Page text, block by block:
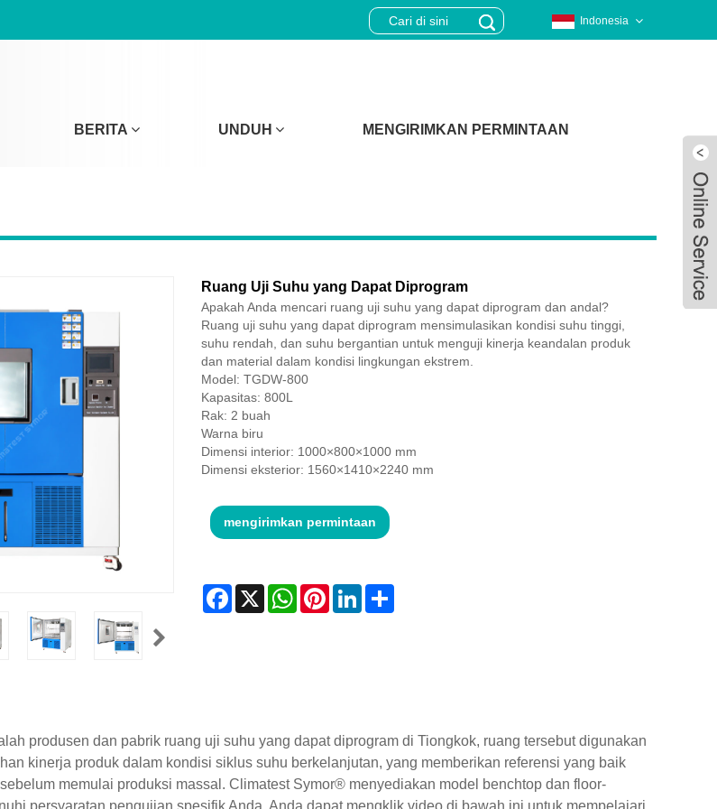
Indonesia
BERITA UNDUH MENGIRIMKAN PERMINTAAN
Ruang Uji Suhu yang Dapat Diprogram
Apakah Anda mencari ruang uji suhu yang dapat diprogram dan andal?
Ruang uji suhu yang dapat diprogram mensimulasikan kondisi suhu tinggi,
suhu rendah, dan suhu bergantian untuk menguji kinerja keandalan produk
dan material dalam kondisi lingkungan ekstrem.
Model: TGDW-800
Kapasitas: 800L
Rak: 2 buah
Warna biru
Dimensi interior: 1000×800×1000 mm
Dimensi eksterior: 1560×1410×2240 mm
mengirimkan permintaan
Facebook
X WhatsAppPinterestLinkedInShare
produsen dan pabrik ruang uji suhu yang dapat diprogram di Tiongkok, ruang tersebut digunakan
kinerja produk dalam kondisi siklus suhu berkelanjutan, yang memberikan referensi yang baik
memulai produksi massal. Climatest Symor® menyediakan model benchtop dan floor-
persyaratan pengujian spesifik Anda, Anda dapat mengklik video di bawah ini untuk mempelajari